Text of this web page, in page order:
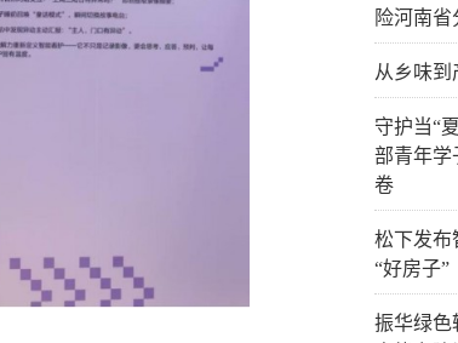
险河南
从乡味
守护当“
部青年学
卷
松下发布
“好房子”
振华绿色